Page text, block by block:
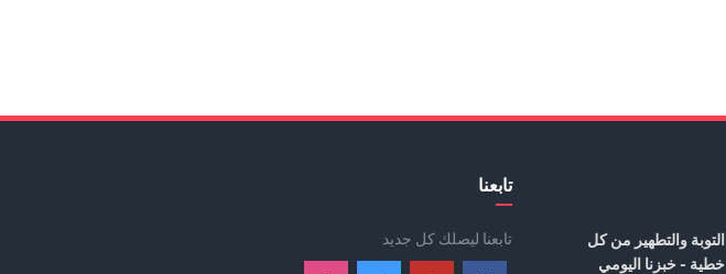
التوبة والتطهير من كل
خطية - خبزنا اليومي
تابعنا
تابعنا ليصلك كل جديد